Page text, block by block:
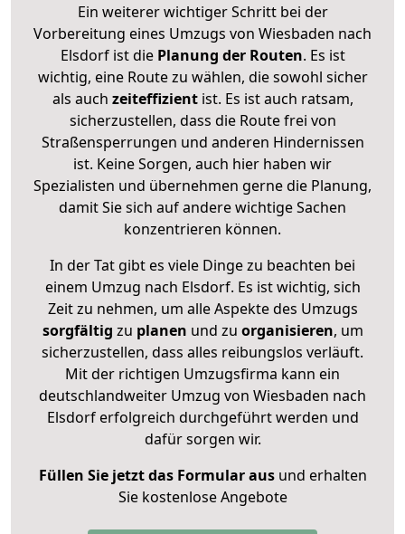
Ein weiterer wichtiger Schritt bei der
Vorbereitung eines Umzugs von Wiesbaden nach
Elsdorf ist diePlanung der Routen. Es ist
wichtig, eine Route zu wählen, die sowohl sicher
als auch zeiteffizientist. Es ist auch ratsam,
sicherzustellen, dass die Route frei von
Straßensperrungen und anderen Hindernissen
ist. Keine Sorgen, auch hier haben wir
Spezialisten und übernehmen gerne die Planung,
damit Sie sich auf andere wichtige Sachen
konzentrieren können.
In der Tat gibt es viele Dinge zu beachten bei
einem Umzug nach Elsdorf. Es ist wichtig, sich
Zeit zu nehmen, um alle Aspekte des Umzugs
sorgfältig zu planen und zu organisieren, um
sicherzustellen, dass alles reibungslos verläuft.
Mit der richtigen Umzugsfirma kann ein
deutschlandweiter Umzug von Wiesbaden nach
Elsdorf erfolgreich durchgeführt werden und
dafür sorgen wir.
Füllen Sie jetzt das Formular ausund erhalten
Sie kostenlose Angebote